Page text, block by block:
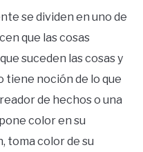
se dividen en uno de
que las cosas
suceden las cosas y
tiene noción de lo que
de hechos o una
color en su
toma color de su